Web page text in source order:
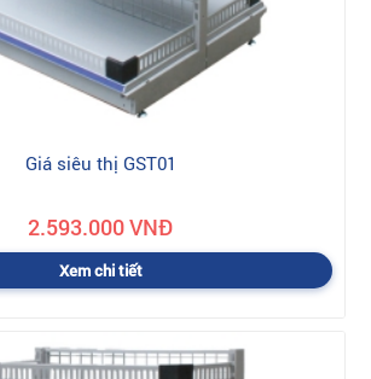
Giá siêu thị GST01
2.593.000 VNĐ
Xem chi tiết